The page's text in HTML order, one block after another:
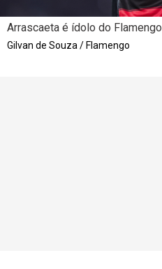
Arrascaeta é ídolo do Flamengo
Gilvan de Souza / Flamengo